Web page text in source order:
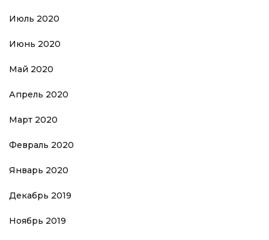
Июль 2020
Июнь 2020
Май 2020
Апрель 2020
Март 2020
Февраль 2020
Январь 2020
Декабрь 2019
Ноябрь 2019